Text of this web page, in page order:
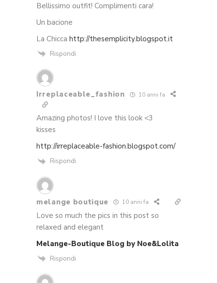
Bellissimo outfit! Complimenti cara!
Un bacione
La Chicca http://thesemplicity.blogspot.it
Rispondi
Irreplaceable_fashion 10 anni fa
Amazing photos! I love this look <3
kisses
http://irreplaceable-fashion.blogspot.com/
Rispondi
melange boutique 10 anni fa
Love so much the pics in this post so
relaxed and elegant
Melange-Boutique Blog by Noe&Lolita
Rispondi